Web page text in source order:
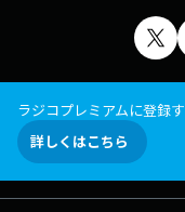
ラジコプレミアムに登録
詳しくはこちら